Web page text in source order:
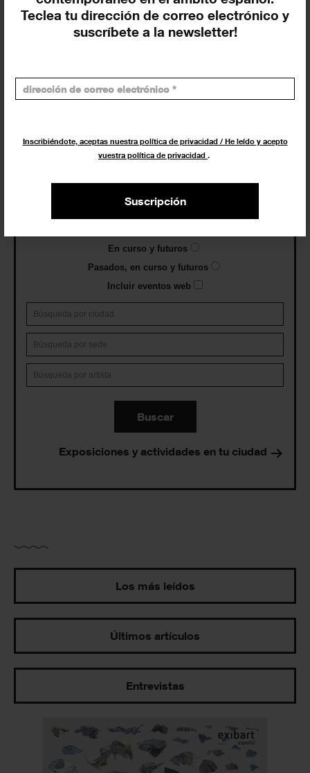
Teclea tu dirección de correo electrónico y
suscríbete a la newsletter!
Inscribiéndote, aceptas nuestra política de privacidad / He leído y acepto
vuestra política de privacidad .
Suscripción
actividades.
¡Te ayudamos a encontrar el
Eventos de hoy
En curso y futuros
Pasados, en curso y futuros
Incluir eventos web
Buscar
Exposiciones y actividades en tu ciudad
Los más leídos
Últimos artículos
Entrevistas